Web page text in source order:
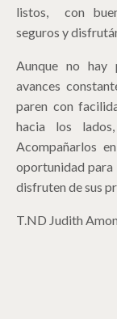
listos, con
seguros y
Aunque no hay
avances
paren con
hacia los
Acompañarlos
oportunidad para
disfruten de sus
T.ND Judith Amon